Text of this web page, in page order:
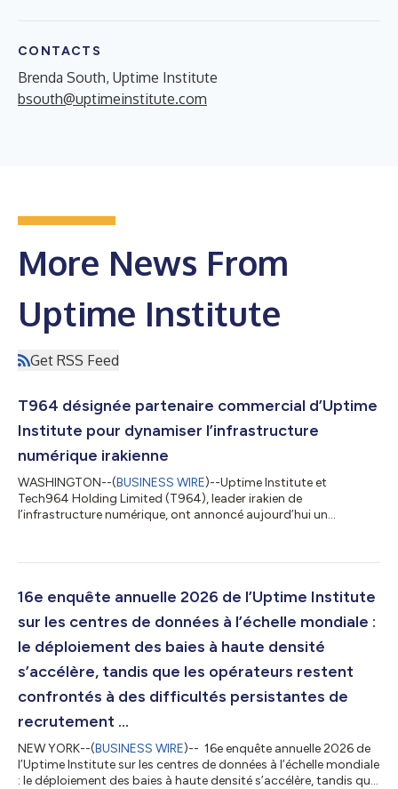
CONTACTS
Brenda South, Uptime Institute
bsouth@uptimeinstitute.com
More News From
Uptime Institute
Get RSS Feed
T964 désignée partenaire commercial d’Uptime
Institute pour dynamiser l’infrastructure
numérique irakienne
WASHINGTON--(BUSINESS WIRE)--Uptime Institute et
Tech964 Holding Limited (T964), leader irakien de
l’infrastructure numérique, ont annoncé aujourd’hui un
référence mondiale en matière de normes d’infrastructure
infrastructures essentielles qui sous-tendent l’économie
numérique irakienne. L’accord a été signé lors du Sommet d’af...
16e enquête annuelle 2026 de l’Uptime Institute
sur les centres de données à l’échelle mondiale :
le déploiement des baies à haute densité
s’accélère, tandis que les opérateurs restent
confrontés à des difficultés persistantes de
recrutement ...
NEW YORK--(BUSINESS WIRE)-- 16e enquête annuelle 2026 de
l’Uptime Institute sur les centres de données à l’échelle mondiale
: le déploiement des baies à haute densité s’accélère, tandis que